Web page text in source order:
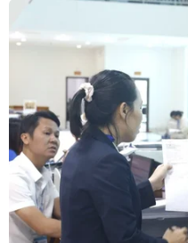
Sơn La hỗ trợ người dân di
dời khỏi nơi nguy hiểm do
mưa lũ
06/08/2026 02:50